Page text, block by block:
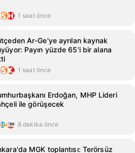
1 saat önce
Ar-Ge'ye ayrılan kaynak
Payın yüzde 65'i bir alana
1 saat önce
Erdoğan, MHP Lideri
ile görüşecek
8 dakika önce
MGK toplantısı: Terörsüz